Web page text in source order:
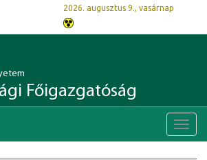
2026. augusztus 9., vasárnap
Főigazgatóság